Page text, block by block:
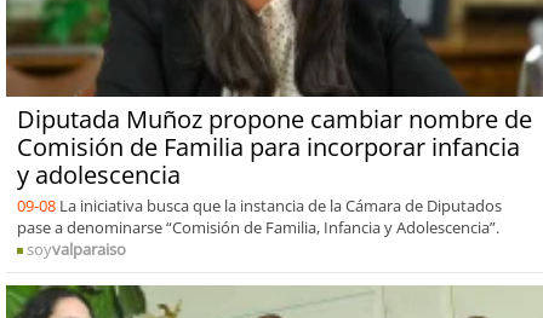
Diputada Muñoz propone cambiar nombre de
Comisión de Familia para incorporar infancia
y adolescencia
09-08 La iniciativa busca que la instancia de la Cámara de Diputados
pase a denominarse “Comisión de Familia, Infancia y Adolescencia”.
soyvalparaiso